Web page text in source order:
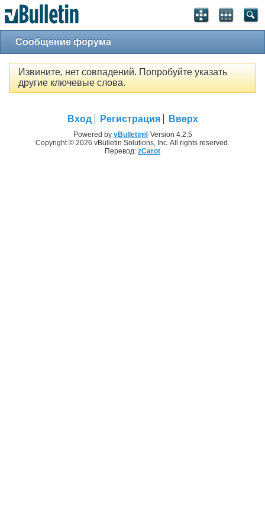
Сообщение форума
Извините, нет совпадений. Попробуйте указать
другие ключевые слова.
Вход Регистрация Вверх
Powered by vBulletin®Version 4.2.5
Copyright © 2026 vBulletin Solutions, Inc. All rights reserved.
Перевод: zCarot